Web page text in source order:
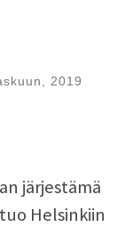
2019
järjestämä
Helsinkiin